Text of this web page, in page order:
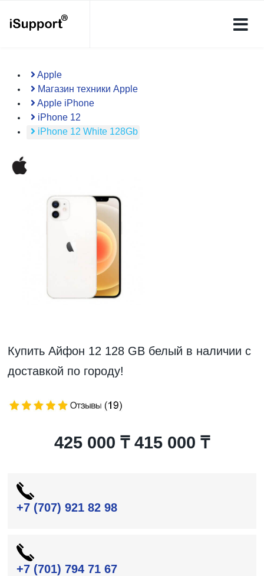
Apple
Магазин техники Apple
Apple iPhone
iPhone 12
iPhone 12 White 128Gb
Купить Айфон 12 128 GB белый в наличии с
доставкой по городу!
425 000 ₸ 415 000 ₸
+7 (707) 921 82 98
+7 (701) 794 71 67